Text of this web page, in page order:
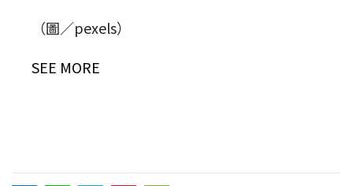
（圖／pexels）
SEE MORE